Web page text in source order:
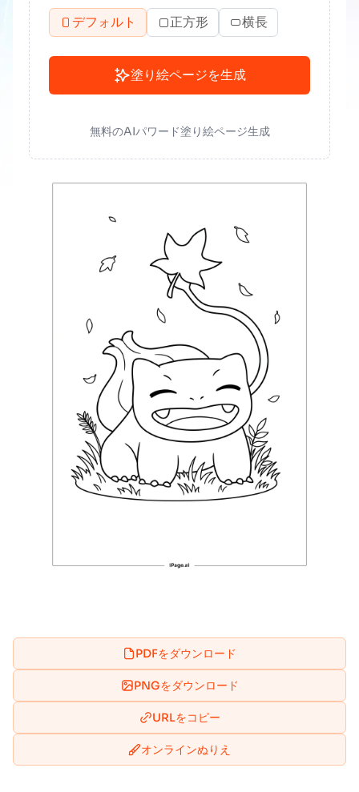
デフォルト 正方形 横長
塗り絵ページを生成
無料のAIパワード塗り絵ページ生成
PDFをダウンロード
PNGをダウンロード
URLをコピー
オンラインぬりえ